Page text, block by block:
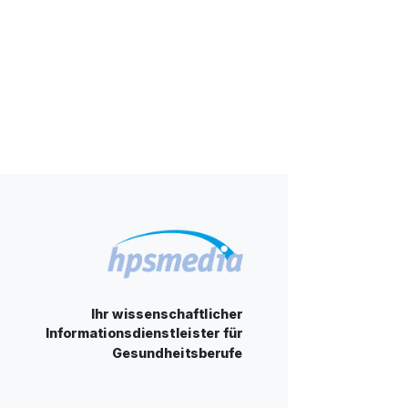
Ihr wissenschaftlicher
Informationsdienstleister für
Gesundheitsberufe